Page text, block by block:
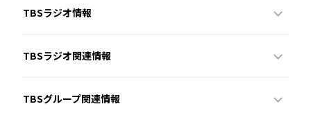
TBSラジオ情報
TBSラジオ関連情報
TBSグループ関連情報